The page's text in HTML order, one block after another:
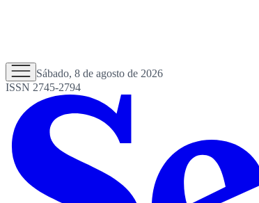
Sábado, 8 de agosto de 2026
ISSN 2745-2794